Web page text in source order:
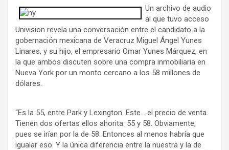
Un archivo de audio
al que tuvo acceso
Univision revela una conversación entre el candidato a la
gobernación mexicana de Veracruz Miguel Ángel Yunes
Linares, y su hijo, el empresario Omar Yunes Márquez, en
la que ambos discuten sobre una compra inmobiliaria en
Nueva York por un monto cercano a los 58 millones de
dólares.
“Es la 55, entre Park y Lexington. Este… el precio de venta.
Tienen dos ofertas ellos ahorita: 55 y 58. Obviamente,
pues se irían por la de 58. Entonces al menos habría que
igualar eso. Y la única diferencia entre la nuestra y la de